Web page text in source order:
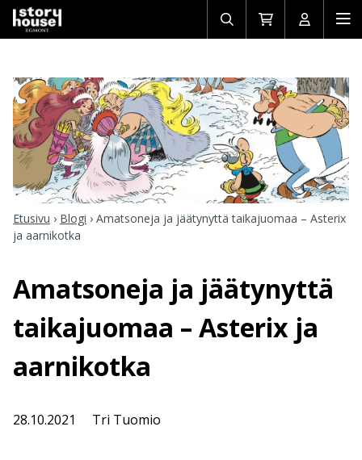
Avaa/sulje
haku
Siirry
ostoskoriin
Avaa/
Etusivu › Blogi › Amatsoneja ja jäätynyttä taikajuomaa – Asterix
ja aarnikotka
Amatsoneja ja jäätynyttä
taikajuomaa – Asterix ja
aarnikotka
28.10.2021 Tri Tuomio